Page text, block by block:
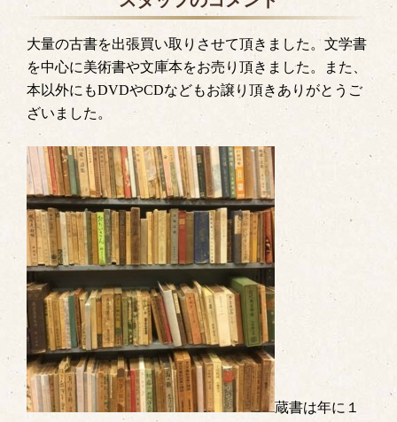
大量の古書を出張買い取りさせて頂きました。文学書
を中心に美術書や文庫本をお売り頂きました。また、
本以外にもDVDやCDなどもお譲り頂きありがとうご
ざいました。
蔵書は年に１